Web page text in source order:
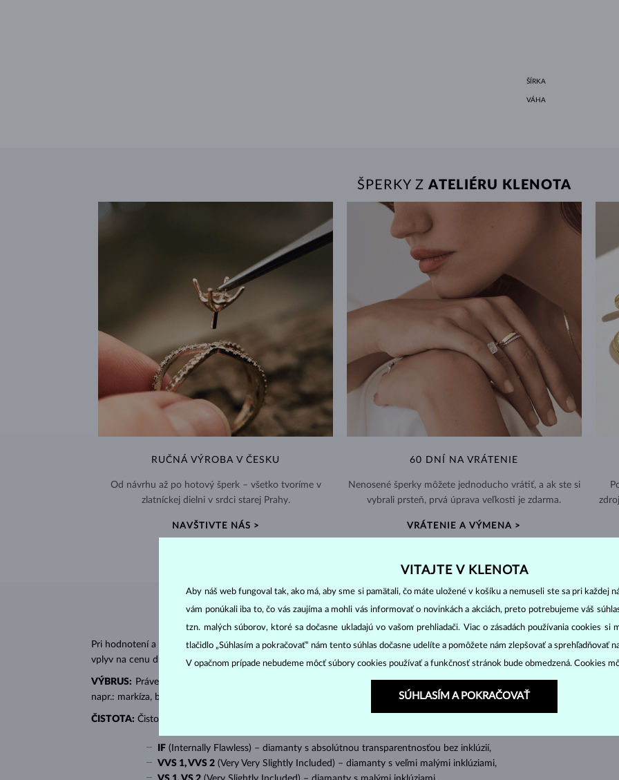
ŠÍRKA
VÁHA
ŠPERKY Z ATELIÉRU KLENOTA
RUČNÁ VÝROBA V ČESKU
Od návrhu až po hotový šperk – všetko tvoríme v
zlatníckej dielni v srdci starej Prahy.
NAVŠTIVTE NÁS >
60 DNÍ NA VRÁTENIE
Nenosené šperky môžete jednoducho vrátiť, a ak ste si
vybrali prsteň, prvá úprava veľkosti je zdarma.
VRÁTENIE A VÝMENA >
Pri hodnotení a certifikáciidiamantovsa posudzujú ich základné parametre, tzv. 4C: výbrus (cut), čistota (clarity), farba (
vplyv na cenu diamantu.
VÝBRUS: Práve správny výbrus dodáva diamantu jeho oslnivý lesk. Najobľúbenejší je výbrus guľatý, tzv. briliant
.
napr.: markíza, bageta, srdiečko, slza, ovál či princess (štvorboký alebo trojboký výbrus s ostrými rohmi, populárny najmä u
ČISTOTA: Čistotu určuje množstvo, veľkosť a rozloženie tzv. inkluzií čiže vnútorných nedokonalostí diamantu:
IF (Internally Flawless) – diamanty s absolútnou transparentnosťou bez inklúzií,
VVS 1, VVS 2 (Very Very Slightly Included) – diamanty s veľmi malými inklúziami,
VITAJTE V KLENOTA
Aby náš web fungoval tak, ako má, aby sme si pamätali, čo máte uložené v košíku a nemuseli ste sa pri každej
vám ponúkali iba to, čo vás zaujíma a mohli vás informovať o novinkách a akciách, preto potrebujeme váš
tzn. malých súborov, ktoré sa dočasne ukladajú vo vašom prehliadači. Viac o zásadách používania cookies si
tlačidlo „Súhlasím a pokračovať“ nám tento súhlas dočasne udelíte a pomôžete nám zlepšovať a sprehľadňovať
V opačnom prípade nebudeme môcť súbory cookies používať a funkčnosť stránok bude obmedzená. Cookies
SÚHLASÍM A POKRAČOVAŤ